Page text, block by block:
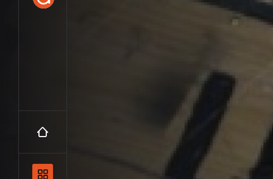
Navigation principale et les